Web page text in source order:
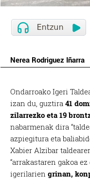
Nerea Rodriguez Iñarra
Ondarroako Igeri
izan du, guztira41
zilarrezko eta 19
nabarmenak dira
azpiegitura eta
Xabier Alzibar
“arrakastaren gakoa
igerilariengrinan,